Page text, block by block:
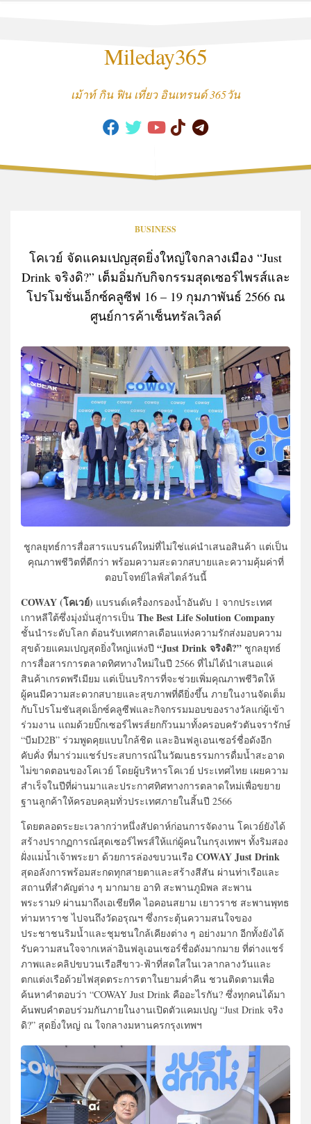
Mileday365
เม้าท์ กิน ฟิน เที่ยว อินเทรนด์ 365วัน
BUSINESS
โคเวย์ จัดแคมเปญสุดยิ่งใหญ่ใจกลางเมือง “Just
Drink จริงดิ?” เต็มอิ่มกับกิจกรรมสุดเซอร์ไพรส์และ
โปรโมชั่นเอ็กซ์คลูซีฟ 16 – 19 กุมภาพันธ์ 2566 ณ
ศูนย์การค้าเซ็นทรัลเวิลด์
ชูกลยุทธ์การสื่อสารแบรนด์ใหม่ที่ไม่ใช่แค่นำเสนอสินค้า แต่เป็น
คุณภาพชีวิตที่ดีกว่า พร้อมความสะดวกสบายและความคุ้มค่าที่
ตอบโจทย์ไลฟ์สไตล์วันนี้
COWAY (โคเวย์) แบรนด์เครื่องกรองน้ำอันดับ 1 จากประเทศ
เกาหลีใต้ซึ่งมุ่งมั่นสู่การเป็น The Best Life Solution Company
ชั้นนำระดับโลก ต้อนรับเทศกาลเดือนแห่งความรักส่งมอบความ
สุขด้วยแคมเปญสุดยิ่งใหญ่แห่งปี “Just Drink จริงดิ?” ชูกลยุทธ์
การสื่อสารการตลาดทิศทางใหม่ในปี 2566 ที่ไม่ได้นำเสนอแค่
สินค้าเกรดพรีเมียม แต่เป็นบริการที่จะช่วยเพิ่มคุณภาพชีวิตให้
ผู้คนมีความสะดวกสบายและสุขภาพที่ดียิ่งขึ้น ภายในงานจัดเต็ม
กับโปรโมชันสุดเอ็กซ์คลูซีฟและกิจกรรมมอบของรางวัลแก่ผู้เข้า
ร่วมงาน แถมด้วยบิ๊กเซอร์ไพรส์ยกก๊วนมาทั้งครอบครัวตันจรารักษ์
“บีมD2B” ร่วมพูดคุยแบบใกล้ชิด และอินฟลูเอนเซอร์ชื่อดังอีก
คับคั่ง ที่มาร่วมแชร์ประสบการณ์ในวัฒนธรรมการดื่มน้ำสะอาด
ไม่ขาดตอนของโคเวย์ โดยผู้บริหารโคเวย์ ประเทศไทย เผยความ
สำเร็จในปีที่ผ่านมาและประกาศทิศทางการตลาดใหม่เพื่อขยาย
ฐานลูกค้าให้ครอบคลุมทั่วประเทศภายในสิ้นปี 2566
โดยตลอดระยะเวลากว่าหนึ่งสัปดาห์ก่อนการจัดงาน โคเวย์ยังได้
สร้างปรากฏการณ์สุดเซอร์ไพรส์ให้แก่ผู้คนในกรุงเทพฯ ทั้งริมสอง
ฝั่งแม่น้ำเจ้าพระยา ด้วยการล่องขบวนเรือ COWAY Just Drink
สุดอลังการพร้อมสะกดทุกสายตาและสร้างสีสัน ผ่านท่าเรือและ
สถานที่สำคัญต่าง ๆ มากมาย อาทิ สะพานภูมิพล สะพาน
พระราม9 ผ่านมาถึงเอเชียทีค ไอคอนสยาม เยาวราช สะพานพุทธ
ท่ามหาราช ไปจนถึงวัดอรุณฯ ซึ่งกระตุ้นความสนใจของ
ประชาชนริมน้ำและชุมชนใกล้เคียงต่าง ๆ อย่างมาก อีกทั้งยังได้
รับความสนใจจากเหล่าอินฟลูเอนเซอร์ชื่อดังมากมาย ที่ต่างแชร์
ภาพและคลิปขบวนเรือสีขาว-ฟ้าที่สดใสในเวลากลางวันและ
ตกแต่งเรือด้วยไฟสุดตระการตาในยามค่ำคืน ชวนติดตามเพื่อ
ค้นหาคำตอบว่า “COWAY Just Drink คืออะไรกัน? ซึ่งทุกคนได้มา
ค้นพบคำตอบร่วมกันภายในงานเปิดตัวแคมเปญ “Just Drink จริง
ดิ?” สุดยิ่งใหญ่ ณ ใจกลางมหานครกรุงเทพฯ